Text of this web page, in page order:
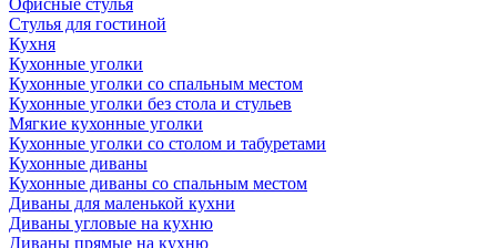
Офисные стулья
Стулья для гостиной
Кухня
Кухонные уголки
Кухонные уголки со спальным местом
Кухонные уголки без стола и стульев
Мягкие кухонные уголки
Кухонные уголки со столом и табуретами
Кухонные диваны
Кухонные диваны со спальным местом
Диваны для маленькой кухни
Диваны угловые на кухню
Диваны прямые на кухню